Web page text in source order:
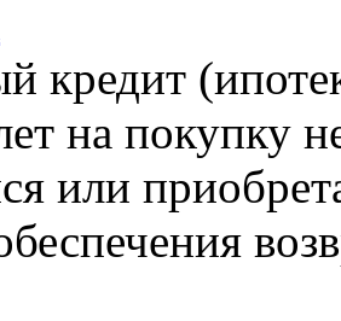
кредит
на покупку
или